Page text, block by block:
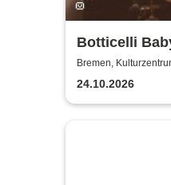
Botticelli
Bremen,
24.10.2026